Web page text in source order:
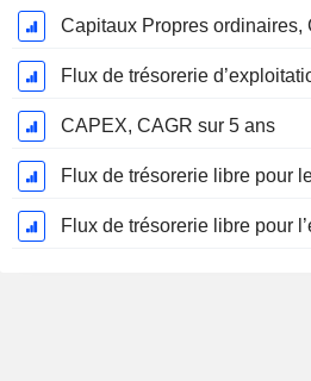
Capitaux Propres ordinaires,
CAPEX, CAGR sur 5 ans